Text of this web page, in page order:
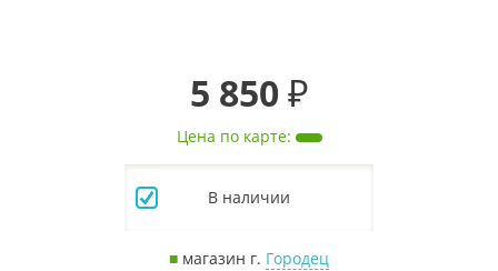
5 850 ₽
Цена по карте:
В наличии
■ магазин г. Городец